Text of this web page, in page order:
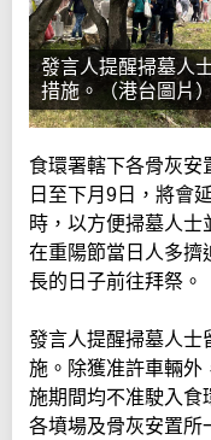
發言人提醒掃墓人
措施。（港台圖片
食環署轄下各骨灰安
日至下月9日，將會
時，以方便掃墓人
在重陽節當日人多擠
長的日子前往拜祭。
發言人提醒掃墓人士
施。除獲准許車輛外
施期間均不准駛入食
各墳場及骨灰安置所